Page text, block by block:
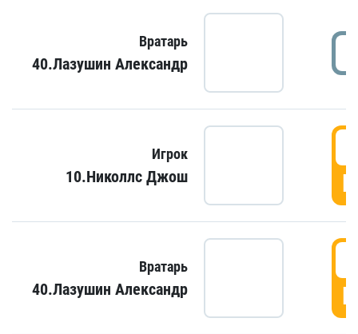
Вратарь
40.Лазушин Александр
Игрок
10.Николлс Джош
Вратарь
40.Лазушин Александр